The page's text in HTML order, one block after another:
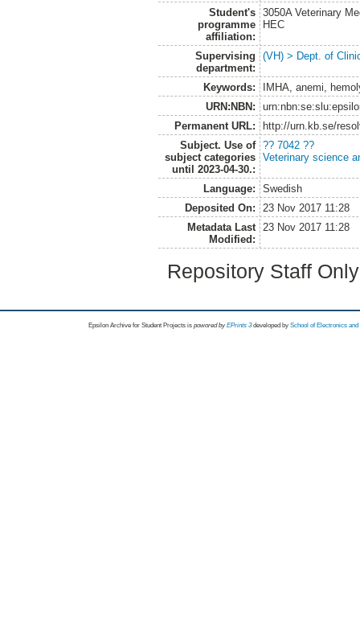
Student's
programme
affiliation:
3050A Veterinary
HEC
Supervising
department:
(VH) > Dept. of
Keywords:
IMHA, anemi,
URN:NBN:
Permanent URL:
http://urn.kb.se/
Subject. Use of
subject categories
until 2023-04-30.:
?? 7042 ??
Veterinary science
Language:
Swedish
Deposited On:
23 Nov 2017 11:28
Metadata Last
Modified:
23 Nov 2017 11:28
Repository Staff
Epsilon Archive for Student Projects is powored byEPrints 3 developed by School of Electronics